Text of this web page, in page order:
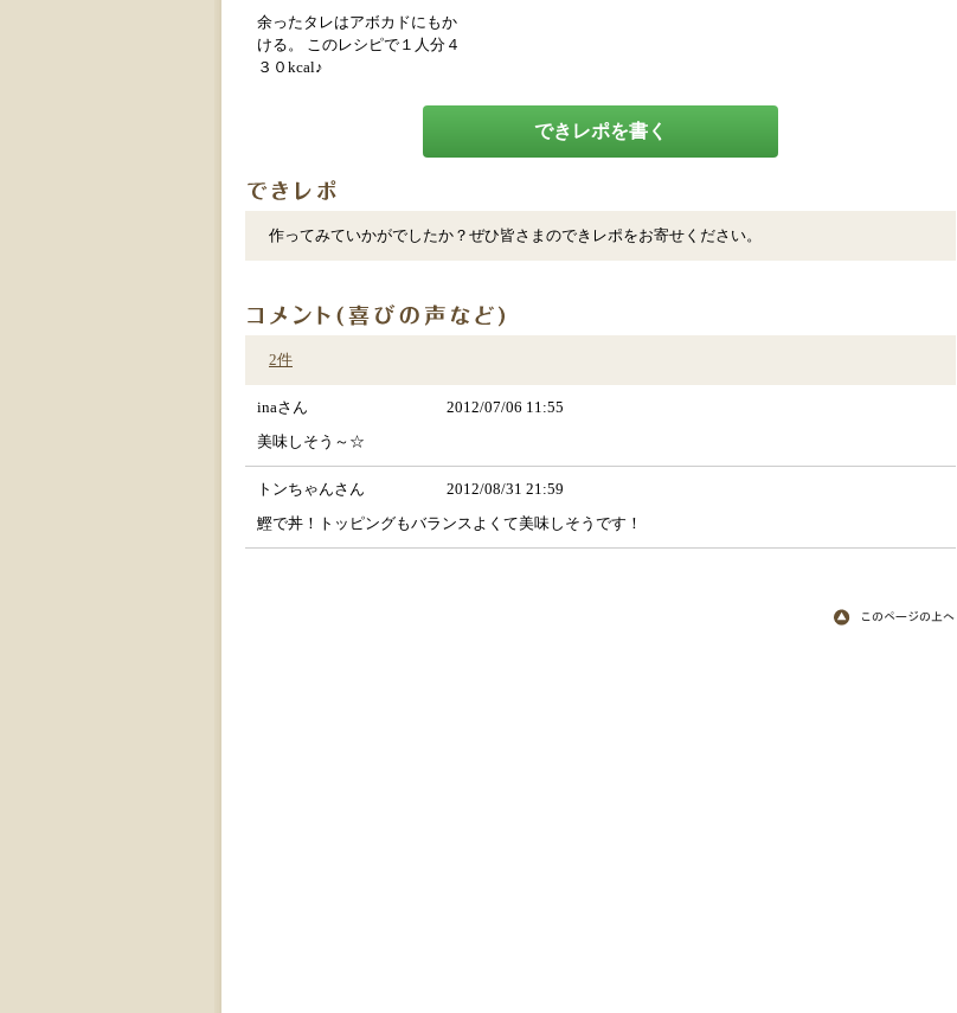
余ったタレはアボカドにもか
ける。 このレシピで１人分４
３０kcal♪
できレポを書く
作ってみていかがでしたか？ぜひ皆さまのできレポをお寄せください。
2件
inaさん 2012/07/06 11:55
美味しそう～☆
トンちゃんさん 2012/08/31 21:59
鰹で丼！トッピングもバランスよくて美味しそうです！